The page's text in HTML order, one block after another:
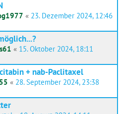
« 23. Dezember 2024, 12:46
« 15. Oktober 2024, 18:11
+ nab-Paclitaxel
« 28. September 2024, 23:38